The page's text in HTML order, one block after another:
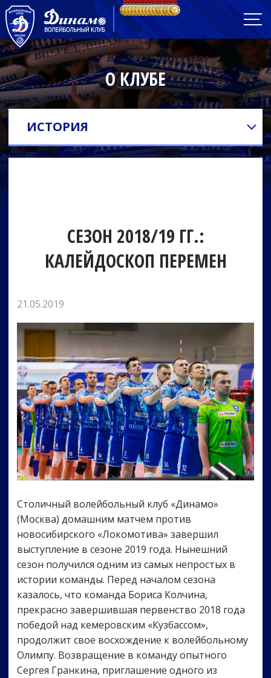
О КЛУБЕ
ИСТОРИЯ
СЕЗОН 2018/19 ГГ.:
КАЛЕЙДОСКОП ПЕРЕМЕН
21.05.2019
Столичный волейбольный клуб «Динамо»
(Москва) домашним матчем против
новосибирского «Локомотива» завершил
выступление в сезоне 2019 года. Нынешний
сезон получился одним из самых непростых в
истории команды. Перед началом сезона
казалось, что команда Бориса Колчина,
прекрасно завершившая первенство 2018 года
победой над кемеровским «Кузбассом»,
продолжит свое восхождение к волейбольному
Олимпу. Возвращение в команду опытного
Сергея Гранкина, приглашение одного из